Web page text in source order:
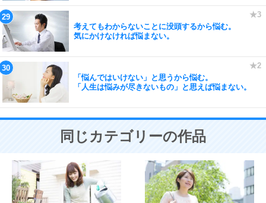
考えてもわからないことに没頭するから悩む。
気にかけなければ悩まない。
「悩んではいけない」と思うから悩む。
「人生は悩みが尽きないもの」と思えば悩まない。
同じカテゴリーの作品